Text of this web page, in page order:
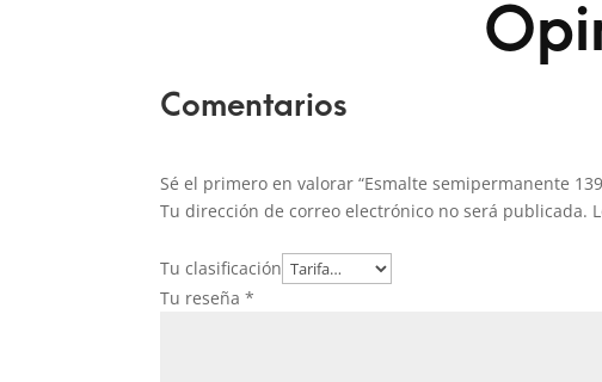
Comentarios
Sé el primero en valorar “Esmalte semipermanente
Tu dirección de correo electrónico no será publicada.
Tu clasificación
Tu reseña*